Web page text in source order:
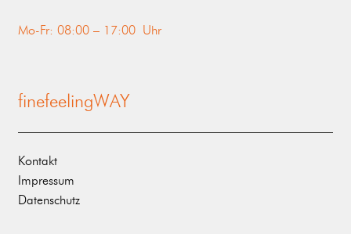
Mo-Fr: 08:00 – 17:00 Uhr
finefeelingWAY
Kontakt
Impressum
Datenschutz